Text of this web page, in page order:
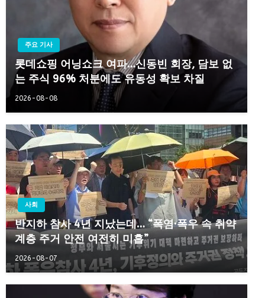
주요 기사
롯데쇼핑 어닝쇼크 여파…신동빈 회장, 담보 없
는 주식 96% 처분에도 유동성 확보 차질
2026-08-08
사회
반지하 참사 4년 지났는데… “폭염·폭우 속 취약
계층 주거 안전 여전히 미흡”
2026-08-07